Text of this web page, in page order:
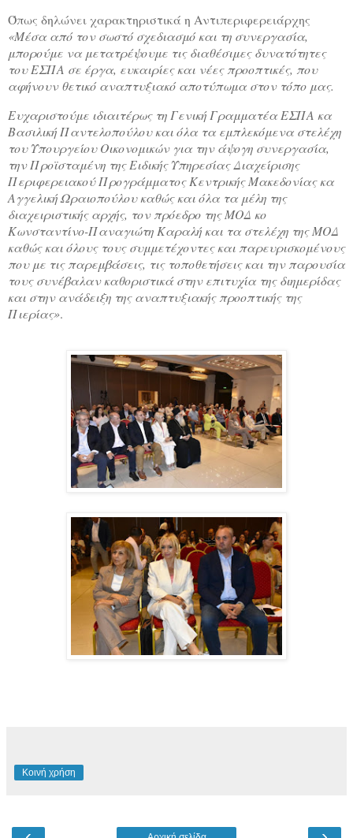
Όπως δηλώνει χαρακτηριστικά η Αντιπεριφερειάρχης
«Μέσα από τον σωστό σχεδιασμό και τη συνεργασία,
μπορούμε να μετατρέψουμε τις διαθέσιμες δυνατότητες
του ΕΣΠΑ σε έργα, ευκαιρίες και νέες προοπτικές, που
αφήνουν θετικό αναπτυξιακό αποτύπωμα στον τόπο μας.
Ευχαριστούμε ιδιαιτέρως τη Γενική Γραμματέα ΕΣΠΑ κα
Βασιλική Παντελοπούλου και όλα τα εμπλεκόμενα στελέχη
του Υπουργείου Οικονομικών για την άψογη συνεργασία,
την Προϊσταμένη της Ειδικής Υπηρεσίας Διαχείρισης
Περιφερειακού Προγράμματος Κεντρικής Μακεδονίας κα
Αγγελική Ωραιοπούλου καθώς και όλα τα μέλη της
διαχειριστικής αρχής, τον πρόεδρο της ΜΟΔ κο
Κωνσταντίνο-Παναγιώτη Καραλή και τα στελέχη της ΜΟΔ
καθώς και όλους τους συμμετέχοντες και παρευρισκομένους
που με τις παρεμβάσεις, τις τοποθετήσεις και την παρουσία
τους συνέβαλαν καθοριστικά στην επιτυχία της διημερίδας
και στην ανάδειξη της αναπτυξιακής προοπτικής της
Πιερίας».
Κοινή χρήση